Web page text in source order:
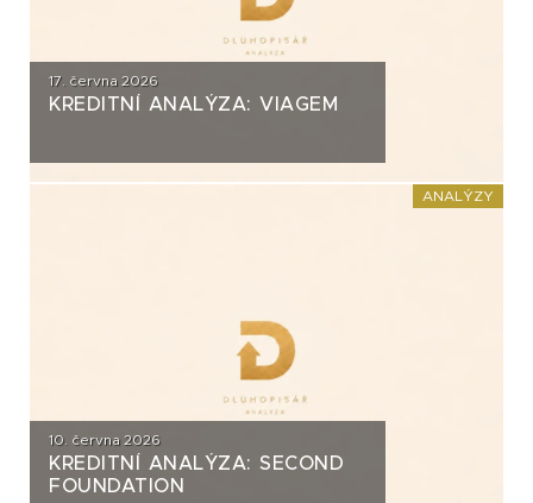
17. června 2026
KREDITNÍ ANALÝZA: VIAGEM
ANALÝZY
10. června 2026
KREDITNÍ ANALÝZA: SECOND
FOUNDATION